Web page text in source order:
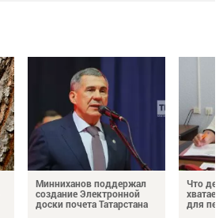
Минниханов поддержал
создание Электронной
доски почета Татарстана
Что
для